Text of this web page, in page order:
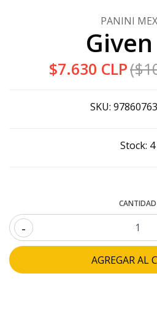
PANINI
$7.630 CLP
SKU:
Stock: 4
CANTIDAD
-